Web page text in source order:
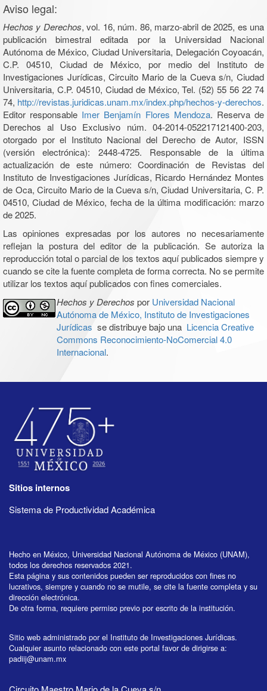
Aviso legal:
Hechos y Derechos, vol. 16, núm. 86, marzo-abril de 2025, es una
publicación bimestral editada por la Universidad Nacional
Autónoma de México, Ciudad Universitaria, Delegación Coyoacán,
C.P. 04510, Ciudad de México, por medio del Instituto de
Investigaciones Jurídicas, Circuito Mario de la Cueva s/n, Ciudad
Universitaria, C.P. 04510, Ciudad de México, Tel. (52) 55 56 22 74
74, http://revistas.juridicas.unam.mx/index.php/hechos-y-derechos.
Editor responsable Imer Benjamín Flores Mendoza. Reserva de
Derechos al Uso Exclusivo núm. 04-2014-052217121400-203,
otorgado por el Instituto Nacional del Derecho de Autor, ISSN
(versión electrónica): 2448-4725. Responsable de la última
actualización de este número: Coordinación de Revistas del
Instituto de Investigaciones Jurídicas, Ricardo Hernández Montes
de Oca, Circuito Mario de la Cueva s/n, Ciudad Universitaria, C. P.
04510, Ciudad de México, fecha de la última modificación: marzo
de 2025.
Las opiniones expresadas por los autores no necesariamente
reflejan la postura del editor de la publicación. Se autoriza la
reproducción total o parcial de los textos aquí publicados siempre y
cuando se cite la fuente completa de forma correcta. No se permite
utilizar los textos aquí publicados con fines comerciales.
Hechos y Derechos por Universidad Nacional
Autónoma de México, Instituto de Investigaciones
Jurídicas se distribuye bajo una Licencia Creative
Commons Reconocimiento-NoComercial 4.0
Internacional.
Sitios internos
Sistema de Productividad Académica
Hecho en México, Universidad Nacional Autónoma de México (UNAM),
todos los derechos reservados 2021.
Esta página y sus contenidos pueden ser reproducidos con fines no
lucrativos, siempre y cuando no se mutile, se cite la fuente completa y su
dirección electrónica.
De otra forma, requiere permiso previo por escrito de la institución.
Sitio web administrado por el Instituto de Investigaciones Jurídicas.
Cualquier asunto relacionado con este portal favor de dirigirse a:
padiij@unam.mx